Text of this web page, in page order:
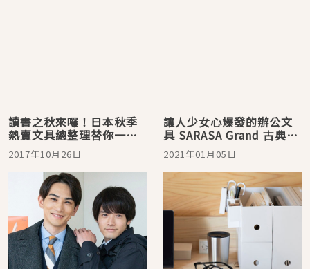
讀書之秋來囉！日本秋季
熱賣文具總整理替你一次
做好換季準備！
2017年10月26日
讓人少女心爆發的辦公文
具 SARASA Grand 古典限
定色真的好美！
2021年01月05日